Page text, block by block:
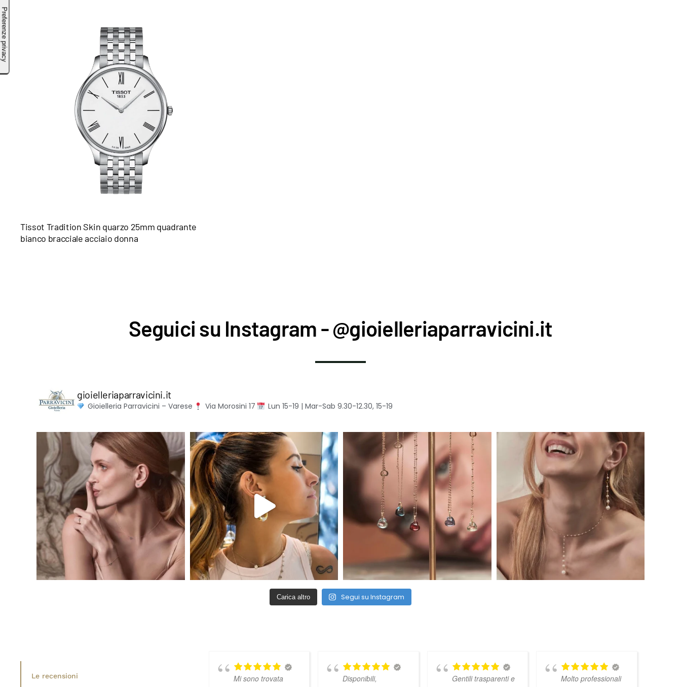
Tissot Tradition Skin quarzo 25mm quadrante
bianco bracciale acciaio donna
Seguici su Instagram - @gioielleriaparravicini.it
gioielleriaparravicini.it
Gioielleria Parravicini – Varese Via Morosini 17 Lun 15-19 | Mar-Sab 9.30-12.30, 15-19
Carica altro Segui su Instagram
Le recensioni
Mi sono trovata
Disponibili,
Gentili trasparenti e
Molto professionali